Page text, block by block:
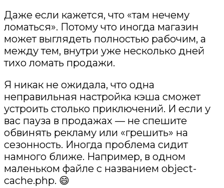
Даже если кажется, что «там нечему
ломаться». Потому что иногда магазин
может выглядеть полностью рабочим, а
между тем, внутри уже несколько дней
тихо ломать продажи.
Я никак не ожидала, что одна
неправильная настройка кэша сможет
устроить столько приключений. И если у
вас пауза в продажах — не спешите
обвинять рекламу или «грешить» на
сезонность. Иногда проблема сидит
намного ближе. Например, в одном
маленьком файле с названием object-
cache.php. 😄